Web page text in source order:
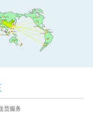
货服务